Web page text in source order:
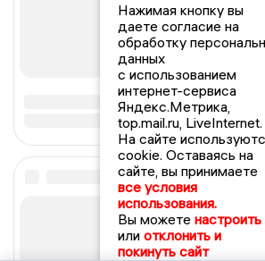
Нажимая кнопку вы
даете согласие на
обработку
данных
с использованием
интернет-сервиса
Яндекс.Метрика,
top.mail.ru, LiveInternet.
На сайте
cookie. Оставаясь на
сайте, вы принимаете
все условия
использования.
Вы можете настроить
или отклонить и
покинуть сайт